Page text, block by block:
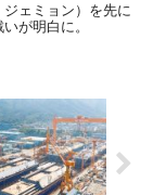
ェミョン）を先に
が明白に。